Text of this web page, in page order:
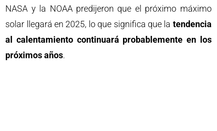
NASA y la NOAA predijeron que el próximo máximo
solar llegará en 2025, lo que significa que la tendencia
al calentamiento continuará probablemente en los
próximos años.